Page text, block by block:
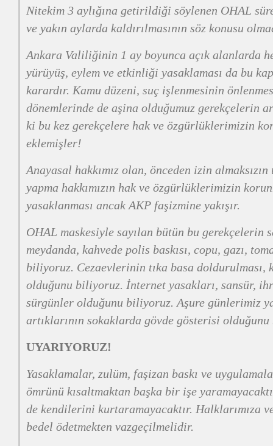
Nitekim 3 aylığına getirildiği söylenen OHAL
ve yakın aylarda kaldırılmasının söz konusu
Ankara Valiliğinin 1 ay boyunca açık alanlarda
yürüyüş, eylem ve etkinliği yasaklaması da bu
karardır. Kamu düzeni, suç işlenmesinin
dönemlerinde de aşina olduğumuz gerekçelerin
ki bu kez gerekçelere hak ve özgürlüklerimizin
eklemişler!
Anayasal hakkımız olan, önceden izin
yapma hakkımızın hak ve özgürlüklerimizin
yasaklanması ancak AKP faşizmine yakışır.
OHAL maskesiyle sayılan bütün bu gerekçelerin
meydanda, kahvede polis baskısı, copu, gazı,
biliyoruz. Cezaevlerinin tıka basa doldurulması,
olduğunu biliyoruz. İnternet yasakları, sansür,
sürgünler olduğunu biliyoruz. Aşure günlerimiz
artıklarının sokaklarda gövde gösterisi
UYARIYORUZ!
Yasaklamalar, zulüm, faşizan baskı ve
ömrünü kısaltmaktan başka bir işe
de kendilerini kurtaramayacaktır. Halklarımıza
bedel ödetmekten vazgeçilmelidir.